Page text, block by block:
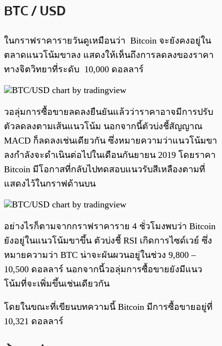
BTC / USD
ในกราฟราคารายวันดูเหมือนว่า Bitcoin จะยังคงอยู่ใน
ตลาดแนวโน้มขาลง แสดงให้เห็นถึงการลดลงของราคา
ทางจิตวิทยาที่ระดับ 10,000 ดอลลาร์
วอลุ่มการซื้อขายลดลงยืนยันแล้วว่าราคาอาจมีการปรับ
ตัวลดลงตามเส้นแนวโน้ม นอกจากนี้ตัวบ่งชี้สัญญาณ
MACD ก็ลดลงเช่นเดียวกัน ซึ่งหมายความว่าแนวโน้มขา
ลงกำลังจะดำเนินต่อไปในเดือนกันยายน 2019 โดยราคา
Bitcoin มีโอกาสที่กลับไปทดสอบแนวรับสีเหลืองตามที่
แสดงไว้ในกราฟด้านบน
อย่างไรก็ตามจากกราฟราคาราย 4 ชั่วโมงพบว่า Bitcoin
ยังอยู่ในแนวโน้มขาขึ้น ตัวบ่งชี้ RSI เกิดการไซด์เวย์ ซึ่ง
หมายความว่า BTC น่าจะผันผวนอยู่ในช่วง 9,800 –
10,500 ดอลลาร์ นอกจากนี้วอลุ่มการซื้อขายยังมีแนว
โน้มที่จะเพิ่มขึ้นเช่นเดียวกัน
โดยในขณะที่เขียนบทความนี้ Bitcoin มีการซื้อขายอยู่ที่
10,321 ดอลลาร์